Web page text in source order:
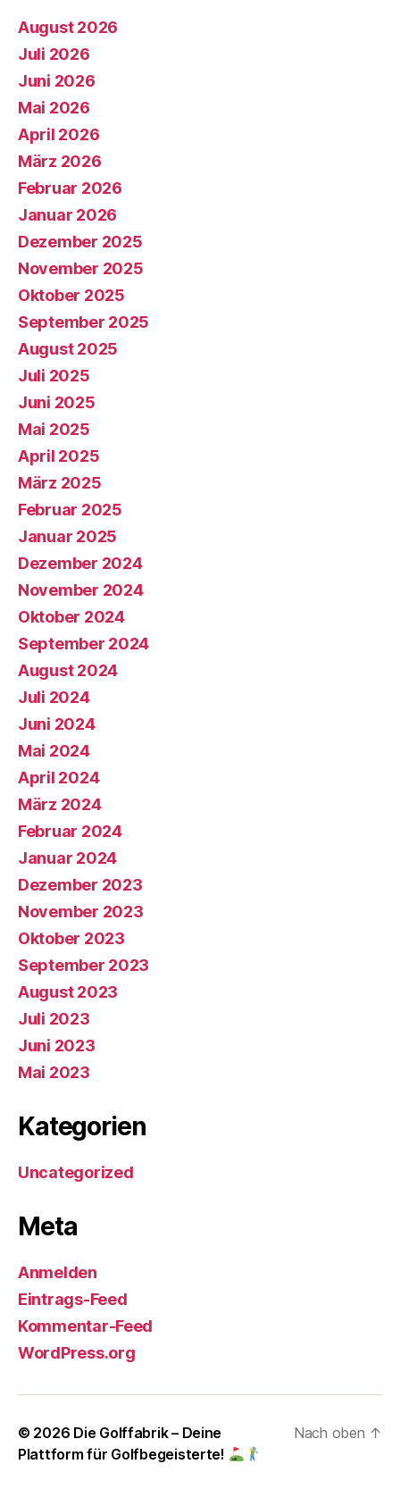
August 2026
Juli 2026
Juni 2026
Mai 2026
April 2026
März 2026
Februar 2026
Januar 2026
Dezember 2025
November 2025
Oktober 2025
September 2025
August 2025
Juli 2025
Juni 2025
Mai 2025
April 2025
März 2025
Februar 2025
Januar 2025
Dezember 2024
November 2024
Oktober 2024
September 2024
August 2024
Juli 2024
Juni 2024
Mai 2024
April 2024
März 2024
Februar 2024
Januar 2024
Dezember 2023
November 2023
Oktober 2023
September 2023
August 2023
Juli 2023
Juni 2023
Mai 2023
Kategorien
Uncategorized
Meta
Anmelden
Eintrags-Feed
Kommentar-Feed
WordPress.org
© 2026 Die Golffabrik – Deine
Plattform für Golfbegeisterte!
Nach oben ↑